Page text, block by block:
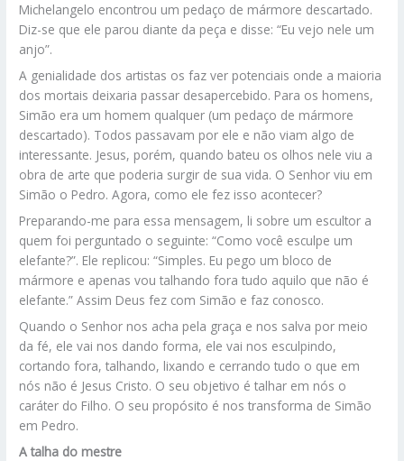
Michelangelo encontrou um pedaço de mármore descartado.
Diz-se que ele parou diante da peça e disse: “Eu vejo nele um
anjo”.
A genialidade dos artistas os faz ver potenciais onde a maioria
dos mortais deixaria passar desapercebido. Para os homens,
Simão era um homem qualquer (um pedaço de mármore
descartado). Todos passavam por ele e não viam algo de
interessante. Jesus, porém, quando bateu os olhos nele viu a
obra de arte que poderia surgir de sua vida. O Senhor viu em
Simão o Pedro. Agora, como ele fez isso acontecer?
Preparando-me para essa mensagem, li sobre um escultor a
quem foi perguntado o seguinte: “Como você esculpe um
elefante?”. Ele replicou: “Simples. Eu pego um bloco de
mármore e apenas vou talhando fora tudo aquilo que não é
elefante.” Assim Deus fez com Simão e faz conosco.
Quando o Senhor nos acha pela graça e nos salva por meio
da fé, ele vai nos dando forma, ele vai nos esculpindo,
cortando fora, talhando, lixando e cerrando tudo o que em
nós não é Jesus Cristo. O seu objetivo é talhar em nós o
caráter do Filho. O seu propósito é nos transforma de Simão
em Pedro.
A talha do mestre